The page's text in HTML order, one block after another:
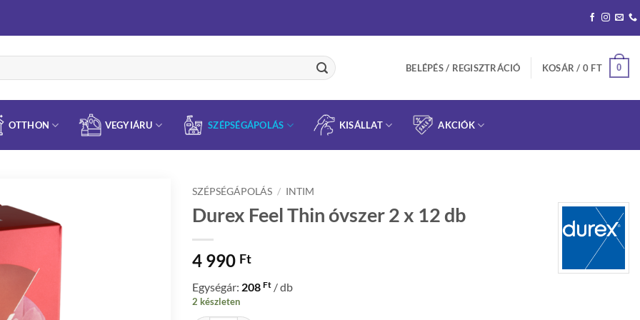
BELÉPÉS / REGISZTRÁCIÓ KOSÁR / 0 FT 0
OTTHON VEGYIÁRU SZÉPSÉGÁPOLÁS KISÁLLAT AKCIÓK
SZÉPSÉGÁPOLÁS / INTIM
Durex Feel Thin óvszer 2 x 12 db
4 990 Ft
Egységár: 208 Ft / db
2 készleten